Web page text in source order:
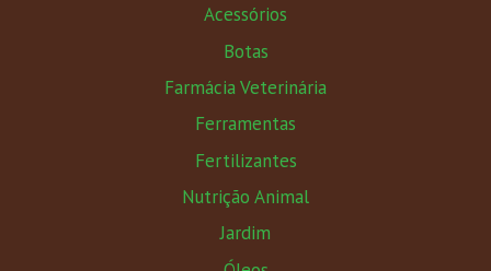
Acessórios
Botas
Farmácia Veterinária
Ferramentas
Fertilizantes
Nutrição Animal
Jardim